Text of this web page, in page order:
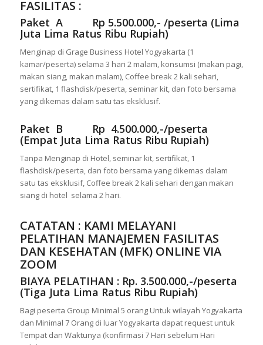
FASILITAS :
Paket A Rp 5.500.000,- /peserta (Lima
Juta Lima Ratus Ribu Rupiah)
Menginap di Grage Business Hotel Yogyakarta (1
kamar/peserta) selama 3 hari 2 malam, konsumsi (makan pagi,
makan siang, makan malam), Coffee break 2 kali sehari,
sertifikat, 1 flashdisk/peserta, seminar kit, dan foto bersama
yang dikemas dalam satu tas eksklusif.
Paket B Rp 4.500.000,-/peserta
(Empat Juta Lima Ratus Ribu Rupiah)
Tanpa Menginap di Hotel, seminar kit, sertifikat, 1
flashdisk/peserta, dan foto bersama yang dikemas dalam
satu tas eksklusif, Coffee break 2 kali sehari dengan makan
siang di hotel selama 2 hari.
CATATAN : KAMI MELAYANI
PELATIHAN MANAJEMEN FASILITAS
DAN KESEHATAN (MFK) ONLINE VIA
ZOOM
BIAYA PELATIHAN : Rp. 3.500.000,-/peserta
(Tiga Juta Lima Ratus Ribu Rupiah)
Bagi peserta Group Minimal 5 orang Untuk wilayah Yogyakarta
dan Minimal 7 Orang di luar Yogyakarta dapat request untuk
Tempat dan Waktunya (konfirmasi 7 Hari sebelum Hari